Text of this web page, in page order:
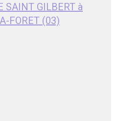
SAINT GILBERT à
FORET (03)